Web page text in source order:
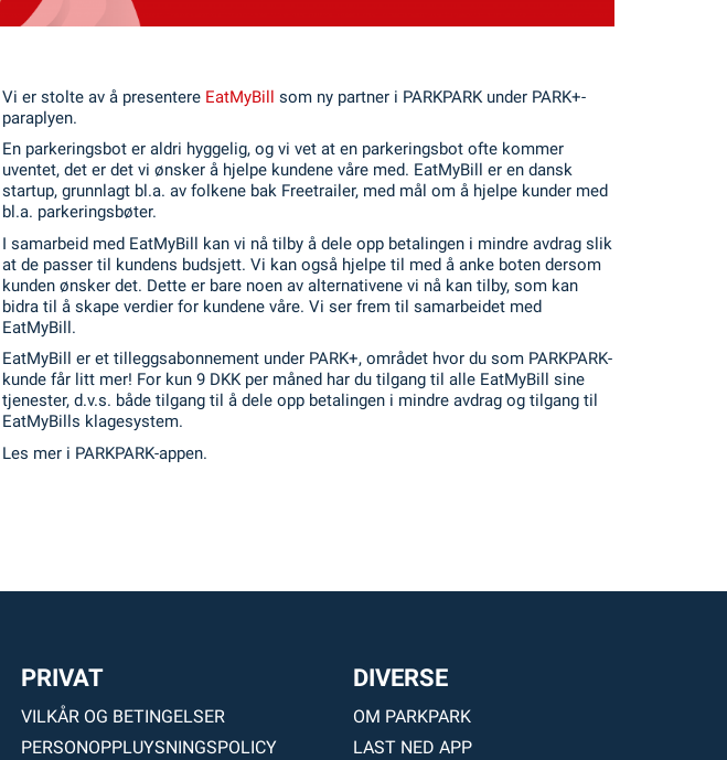
Vi er stolte av å presentere EatMyBill som ny partner i PARKPARK under PARK+-
paraplyen.
En parkeringsbot er aldri hyggelig, og vi vet at en parkeringsbot ofte kommer
uventet, det er det vi ønsker å hjelpe kundene våre med. EatMyBill er en dansk
startup, grunnlagt bl.a. av folkene bak Freetrailer, med mål om å hjelpe kunder med
bl.a. parkeringsbøter.
I samarbeid med EatMyBill kan vi nå tilby å dele opp betalingen i mindre avdrag slik
at de passer til kundens budsjett. Vi kan også hjelpe til med å anke boten dersom
kunden ønsker det. Dette er bare noen av alternativene vi nå kan tilby, som kan
bidra til å skape verdier for kundene våre. Vi ser frem til samarbeidet med
EatMyBill.
EatMyBill er et tilleggsabonnement under PARK+, området hvor du som PARKPARK-
kunde får litt mer! For kun 9 DKK per måned har du tilgang til alle EatMyBill sine
tjenester, d.v.s. både tilgang til å dele opp betalingen i mindre avdrag og tilgang til
EatMyBills klagesystem.
Les mer i PARKPARK-appen.
PRIVAT
VILKÅR OG BETINGELSER
PERSONOPPLUYSNINGSPOLICY
DIVERSE
OM PARKPARK
LAST NED APP